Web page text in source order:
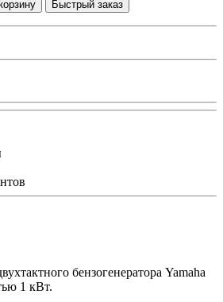
Быстрый заказ
бензогенератора Yamaha
1 кВт.